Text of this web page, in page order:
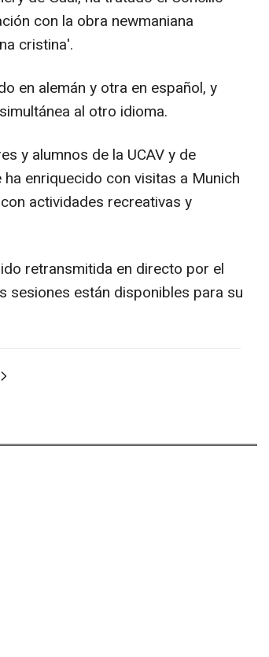
con la obra newmaniana
cristina'.
en alemán y otra en español, y
al otro idioma.
y alumnos de la UCAV y de
enriquecido con visitas a Munich
actividades recreativas y
retransmitida en directo por el
sesiones están disponibles para su